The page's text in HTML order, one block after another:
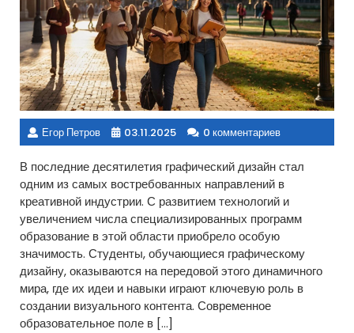
Егор Петров 03.11.2025 0 комментариев
В последние десятилетия графический дизайн стал
одним из самых востребованных направлений в
креативной индустрии. С развитием технологий и
увеличением числа специализированных программ
образование в этой области приобрело особую
значимость. Студенты, обучающиеся графическому
дизайну, оказываются на передовой этого динамичного
мира, где их идеи и навыки играют ключевую роль в
создании визуального контента. Современное
образовательное поле в […]